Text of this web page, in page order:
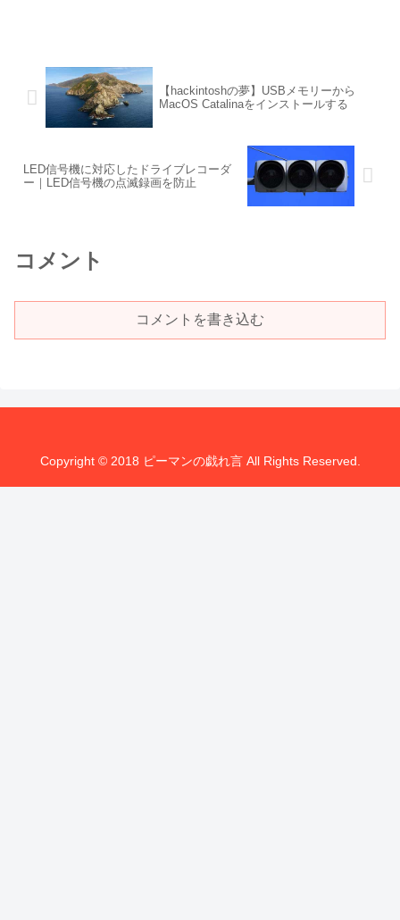
【hackintoshの夢】USBメモリーから
MacOS Catalinaをインストールする
LED信号機に対応したドライブレコーダ
ー｜LED信号機の点滅録画を防止
コメント
コメントを書き込む
Copyright © 2018 ピーマンの戯れ言 All Rights Reserved.